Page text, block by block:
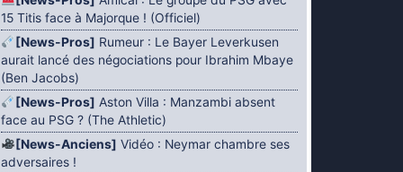
15 Titis face à Majorque ! (Officiel)
[News-Pros] Rumeur : Le Bayer Leverkusen
aurait lancé des négociations pour Ibrahim Mbaye
(Ben Jacobs)
[News-Pros] Aston Villa : Manzambi absent
face au PSG ? (The Athletic)
[News-Anciens] Vidéo : Neymar chambre ses
adversaires !